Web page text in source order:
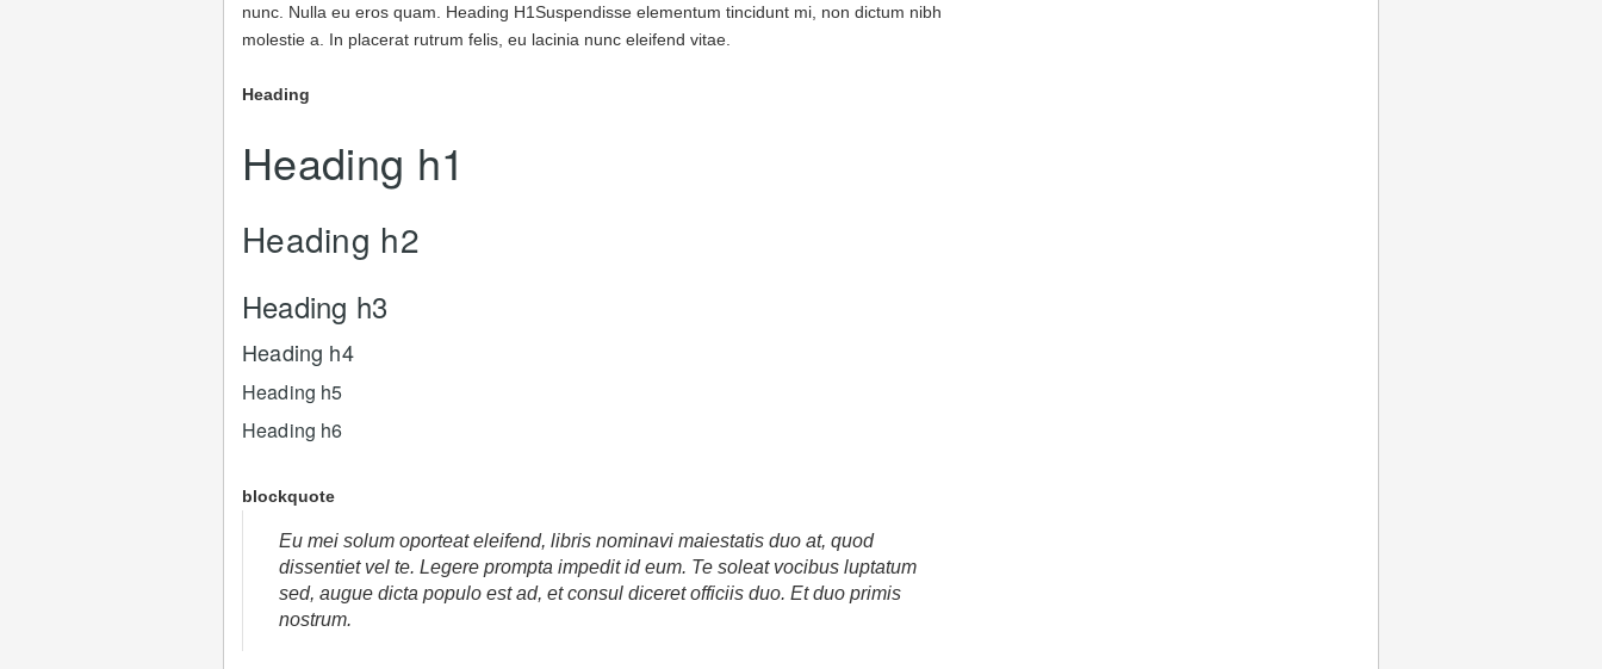
nunc. Nulla eu eros quam. Heading H1Suspendisse elementum tincidunt mi, non dictum nibh
molestie a. In placerat rutrum felis, eu lacinia nunc eleifend vitae.
Heading
Heading h1
Heading h2
Heading h3
Heading h4
Heading h5
Heading h6
blockquote
Eu mei solum oporteat eleifend, libris nominavi maiestatis duo at, quod
dissentiet vel te. Legere prompta impedit id eum. Te soleat vocibus luptatum
sed, augue dicta populo est ad, et consul diceret officiis duo. Et duo primis
nostrum.